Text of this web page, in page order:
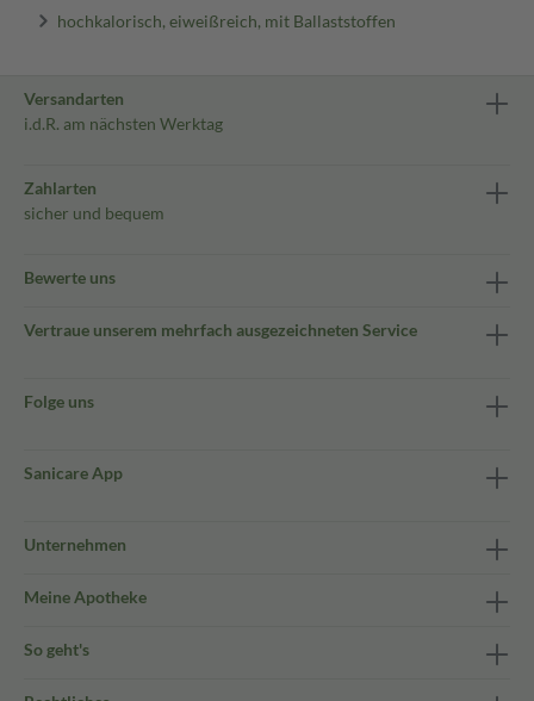
hochkalorisch, eiweißreich, mit Ballaststoffen
Versandarten
i.d.R. am nächsten Werktag
Zahlarten
sicher und bequem
Bewerte uns
Vertraue unserem mehrfach ausgezeichneten Service
Folge uns
Sanicare App
Unternehmen
Meine Apotheke
So geht's